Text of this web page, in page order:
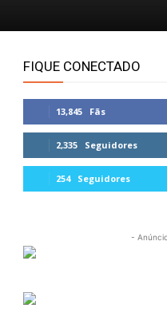
FIQUE CONECTADO
13,845 Fãs
2,335 Seguidores
254 Seguidores
-